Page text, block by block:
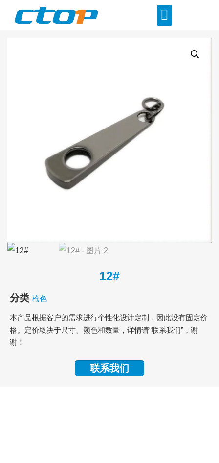
12#
分类 枪色
本产品根据客户的需求进行个性化设计定制，因此没有固定价
格。定价取决于尺寸、颜色和数量，详情请“联系我们”，谢
谢！
联系我们